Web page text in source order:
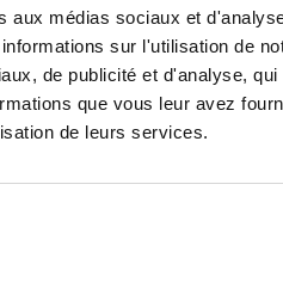
aux médias sociaux et
sur l'utilisation de
de publicité et d'analyse,
que vous leur avez
de leurs services.